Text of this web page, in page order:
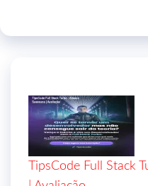
TipsCode Full Stack